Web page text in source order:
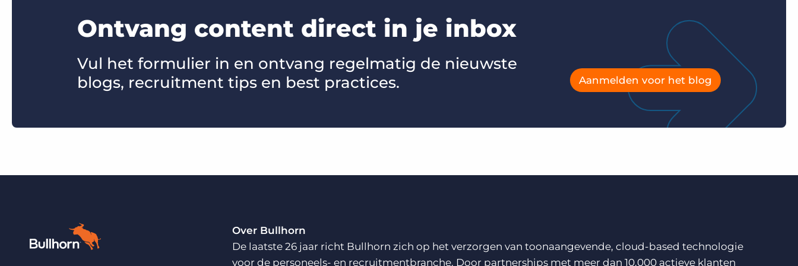
Ontvang content direct in je inbox
Vul het formulier in en ontvang regelmatig de nieuwste
blogs, recruitment tips en best practices.
Aanmelden voor het blog
Over Bullhorn
De laatste 26 jaar richt Bullhorn zich op het verzorgen van toonaangevende, cloud-based technologie
voor de personeels- en recruitmentbranche. Door partnerships met meer dan 10.000 actieve klanten